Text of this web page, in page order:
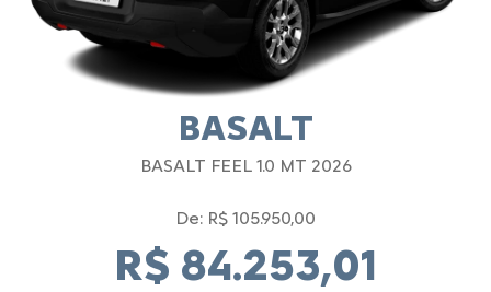
BASALT
BASALT FEEL 1.0 MT 2026
De: R$ 105.950,00
R$ 84.253,01